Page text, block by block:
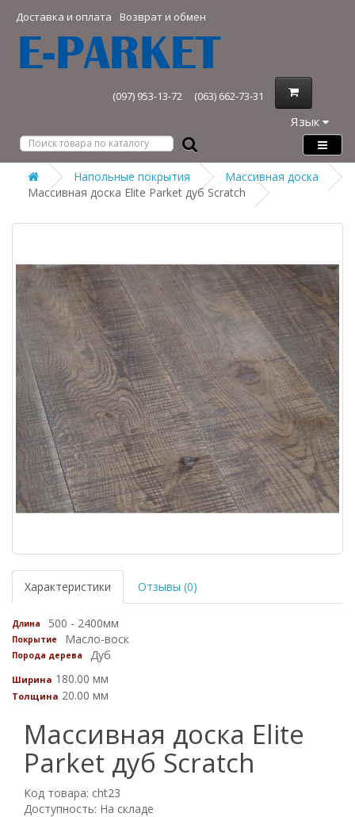
Доставка и оплата Возврат и обмен
(097) 953-13-72 (063) 662-73-31
Язык
Напольные покрытия
Массивная доска
Массивная доска Elite Parket дуб Scratch
Характеристики Отзывы (0)
Длина 500 - 2400мм
Покрытие Масло-воск
Порода дерева Дуб
Ширина 180.00 мм
Толщина 20.00 мм
Массивная доска Elite
Parket дуб Scratch
Код товара: cht23
Доступность: На складе